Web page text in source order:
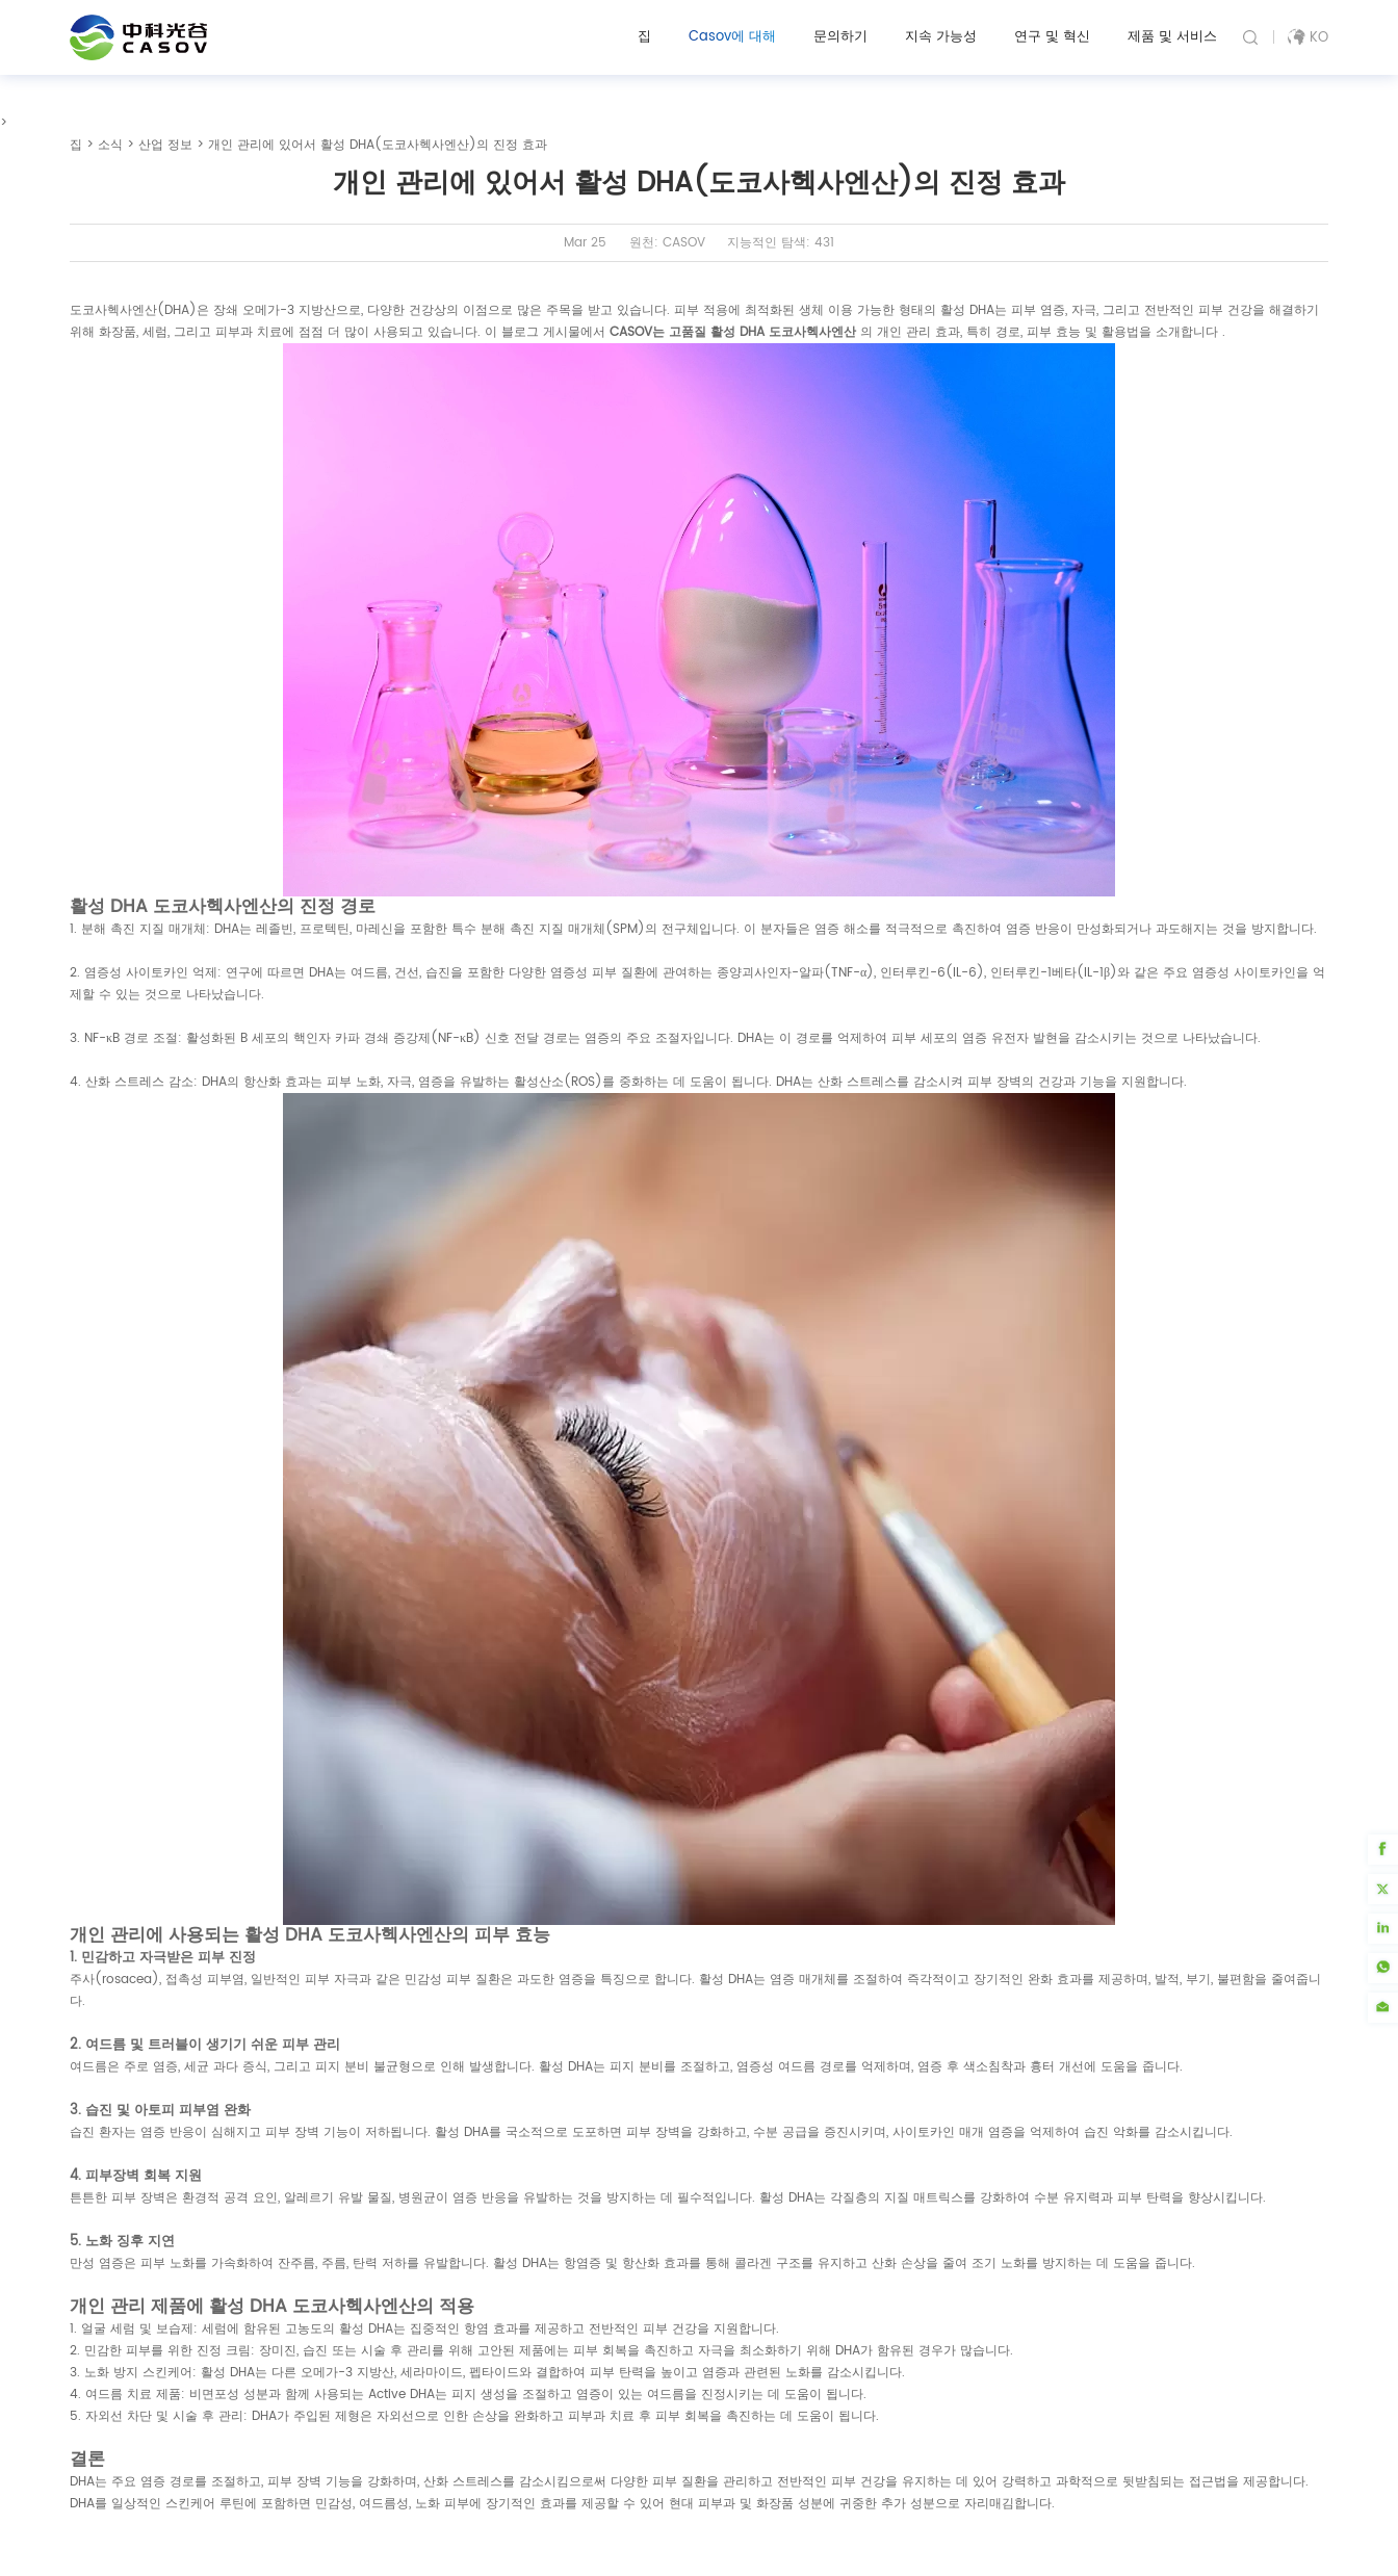
집 Casov에 대해 문의하기 지속 가능성 연구 및 혁신 제품 및 서비스 KO
>
집 > 소식 >산업 정보 > 개인 관리에 있어서 활성 DHA(도코사헥사엔산)의 진정 효과
개인 관리에 있어서 활성 DHA(도코사헥사엔산)의 진정 효과
Mar 25 원천: CASOV 지능적인 탐색: 431
도코사헥사엔산(DHA)은 장쇄 오메가-3 지방산으로, 다양한 건강상의 이점으로 많은 주목을 받고 있습니다. 피부 적용에 최적화된 생체 이용 가능한 형태의 활성 DHA는 피부 염증, 자극, 그리고 전반적인 피부 건강을 해결하기
위해 화장품, 세럼, 그리고 피부과 치료에 점점 더 많이 사용되고 있습니다. 이 블로그 게시물에서CASOV는 고품질 활성 DHA 도코사헥사엔산 의 개인 관리 효과, 특히 경로, 피부 효능 및 활용법을 소개합니다 .
활성 DHA 도코사헥사엔산의 진정 경로
1. 분해 촉진 지질 매개체: DHA는 레졸빈, 프로텍틴, 마레신을 포함한 특수 분해 촉진 지질 매개체(SPM)의 전구체입니다. 이 분자들은 염증 해소를 적극적으로 촉진하여 염증 반응이 만성화되거나 과도해지는 것을 방지합니다.
2. 염증성 사이토카인 억제: 연구에 따르면 DHA는 여드름, 건선, 습진을 포함한 다양한 염증성 피부 질환에 관여하는 종양괴사인자-알파(TNF-α), 인터루킨-6(IL-6), 인터루킨-1베타(IL-1β)와 같은 주요 염증성 사이토카인을 억
제할 수 있는 것으로 나타났습니다.
3. NF-κB 경로 조절: 활성화된 B 세포의 핵인자 카파 경쇄 증강제(NF-κB) 신호 전달 경로는 염증의 주요 조절자입니다. DHA는 이 경로를 억제하여 피부 세포의 염증 유전자 발현을 감소시키는 것으로 나타났습니다.
4. 산화 스트레스 감소: DHA의 항산화 효과는 피부 노화, 자극, 염증을 유발하는 활성산소(ROS)를 중화하는 데 도움이 됩니다. DHA는 산화 스트레스를 감소시켜 피부 장벽의 건강과 기능을 지원합니다.
개인 관리에 사용되는 활성 DHA 도코사헥사엔산의 피부 효능
1. 민감하고 자극받은 피부 진정
주사(rosacea), 접촉성 피부염, 일반적인 피부 자극과 같은 민감성 피부 질환은 과도한 염증을 특징으로 합니다. 활성 DHA는 염증 매개체를 조절하여 즉각적이고 장기적인 완화 효과를 제공하며, 발적, 부기, 불편함을 줄여줍니
다.
2. 여드름 및 트러블이 생기기 쉬운 피부 관리
여드름은 주로 염증, 세균 과다 증식, 그리고 피지 분비 불균형으로 인해 발생합니다. 활성 DHA는 피지 분비를 조절하고, 염증성 여드름 경로를 억제하며, 염증 후 색소침착과 흉터 개선에 도움을 줍니다.
3. 습진 및 아토피 피부염 완화
습진 환자는 염증 반응이 심해지고 피부 장벽 기능이 저하됩니다. 활성 DHA를 국소적으로 도포하면 피부 장벽을 강화하고, 수분 공급을 증진시키며, 사이토카인 매개 염증을 억제하여 습진 악화를 감소시킵니다.
4. 피부장벽 회복 지원
튼튼한 피부 장벽은 환경적 공격 요인, 알레르기 유발 물질, 병원균이 염증 반응을 유발하는 것을 방지하는 데 필수적입니다. 활성 DHA는 각질층의 지질 매트릭스를 강화하여 수분 유지력과 피부 탄력을 향상시킵니다.
5. 노화 징후 지연
만성 염증은 피부 노화를 가속화하여 잔주름, 주름, 탄력 저하를 유발합니다. 활성 DHA는 항염증 및 항산화 효과를 통해 콜라겐 구조를 유지하고 산화 손상을 줄여 조기 노화를 방지하는 데 도움을 줍니다.
개인 관리 제품에 활성 DHA 도코사헥사엔산의 적용
1. 얼굴 세럼 및 보습제: 세럼에 함유된 고농도의 활성 DHA는 집중적인 항염 효과를 제공하고 전반적인 피부 건강을 지원합니다.
2. 민감한 피부를 위한 진정 크림: 장미진, 습진 또는 시술 후 관리를 위해 고안된 제품에는 피부 회복을 촉진하고 자극을 최소화하기 위해 DHA가 함유된 경우가 많습니다.
3. 노화 방지 스킨케어: 활성 DHA는 다른 오메가-3 지방산, 세라마이드, 펩타이드와 결합하여 피부 탄력을 높이고 염증과 관련된 노화를 감소시킵니다.
4. 여드름 치료 제품: 비면포성 성분과 함께 사용되는 Active DHA는 피지 생성을 조절하고 염증이 있는 여드름을 진정시키는 데 도움이 됩니다.
5. 자외선 차단 및 시술 후 관리: DHA가 주입된 제형은 자외선으로 인한 손상을 완화하고 피부과 치료 후 피부 회복을 촉진하는 데 도움이 됩니다.
결론
DHA는 주요 염증 경로를 조절하고, 피부 장벽 기능을 강화하며, 산화 스트레스를 감소시킴으로써 다양한 피부 질환을 관리하고 전반적인 피부 건강을 유지하는 데 있어 강력하고 과학적으로 뒷받침되는 접근법을 제공합니다.
DHA를 일상적인 스킨케어 루틴에 포함하면 민감성, 여드름성, 노화 피부에 장기적인 효과를 제공할 수 있어 현대 피부과 및 화장품 성분에 귀중한 추가 성분으로 자리매김합니다.